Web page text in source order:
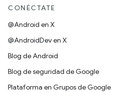
CONÉCTATE
@Android en X
@AndroidDev en X
Blog de Android
Blog de seguridad de Google
Plataforma en Grupos de Google